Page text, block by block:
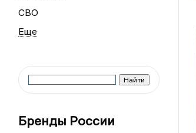
СВО
Бренды России